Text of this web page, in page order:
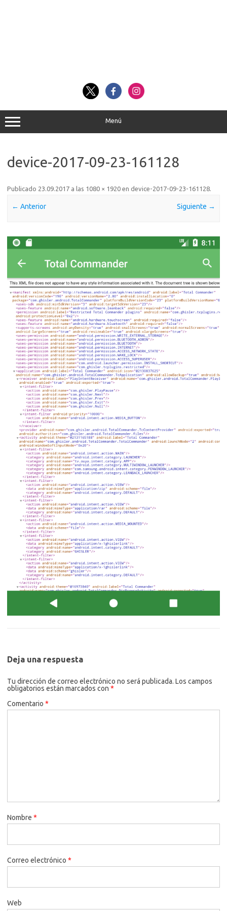
Menú
device-2017-09-23-161128
Publicado 23.09.2017 a las 1080 × 1920 en device-2017-09-23-161128.
← Anterior Siguiente →
Deja una respuesta
Tu dirección de correo electrónico no será publicada. Los campos
obligatorios están marcados con *
Comentario *
Nombre *
Correo electrónico *
Web